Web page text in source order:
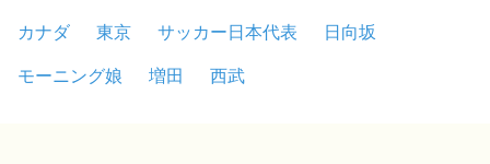
カナダ
東京 サッカー日本代表
日向坂
モーニング娘
増田 西武